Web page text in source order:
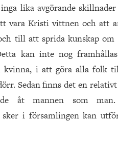
lika avgörande
vara Kristi vittnen och att
till att sprida kunskap
kan inte nog
i att göra alla folk
Sedan finns det en
åt mannen som
i församlingen kan